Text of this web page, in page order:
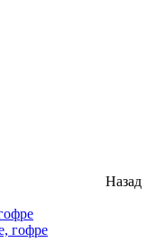
Назад
гофре